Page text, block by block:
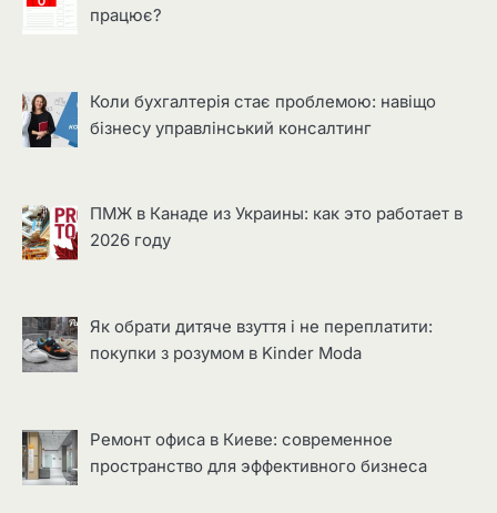
працює?
Коли бухгалтерія стає проблемою: навіщо
бізнесу управлінський консалтинг
ПМЖ в Канаде из Украины: как это работает в
2026 году
Як обрати дитяче взуття і не переплатити:
покупки з розумом в Kinder Moda
Ремонт офиса в Киеве: современное
пространство для эффективного бизнеса